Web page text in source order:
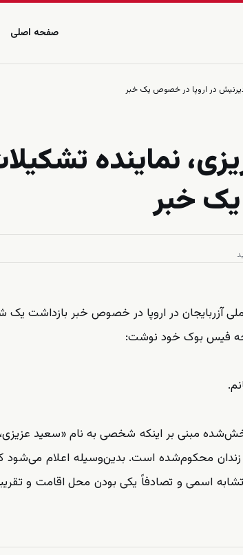
صفحه اصلی
در اروپا در خصوص یک خبر
نماینده
خبر
آزربایجان در اروپا در خصوص خبر بازداشت یک
فیس بوک خود نوشت:
مبنی بر اینکه شخصی به نام «سعید
و بعد از محاکمه به ۵ سال زندان محکوم‌شده است.
تشابه اسمی و تصادفاً یکی بودن محل اقامت و